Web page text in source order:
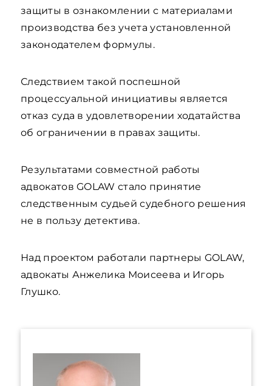
защиты в ознакомлении с материалами
производства без учета установленной
законодателем формулы.
Следствием такой поспешной
процессуальной инициативы является
отказ суда в удовлетворении ходатайства
об ограничении в правах защиты.
Результатами совместной работы
адвокатов GOLAW стало принятие
следственным судьей судебного решения
не в пользу детектива.
Над проектом работали партнеры GOLAW,
адвокаты Анжелика Моисеева и Игорь
Глушко.